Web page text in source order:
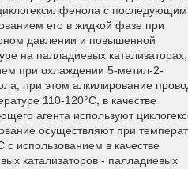
с последующим
его в жидкой фазе при
давлении и повышенной
на палладиевых
при охлаждении 5-метил-2-
при этом алкилирование
110-120°С, в качестве
агента используют
осуществляют при
с использованием в качестве
катализаторов - палладиевых